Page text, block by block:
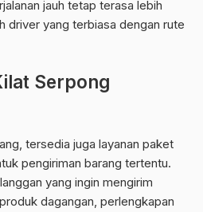
jauh tetap terasa lebih
driver yang terbiasa dengan rute
Serpong
tersedia juga layanan paket
pengiriman barang tertentu.
yang ingin mengirim
dagangan, perlengkapan